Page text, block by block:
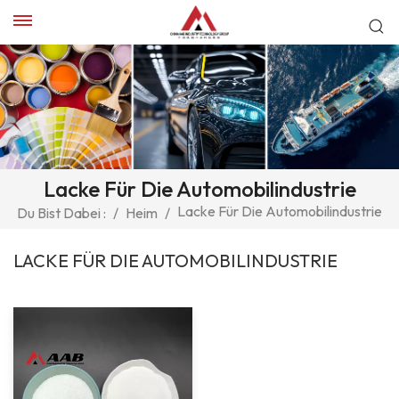
Lacke Für Die Automobilindustrie
Du Bist Dabei : / Heim / Lacke Für Die Automobilindustrie
LACKE FÜR DIE AUTOMOBILINDUSTRIE